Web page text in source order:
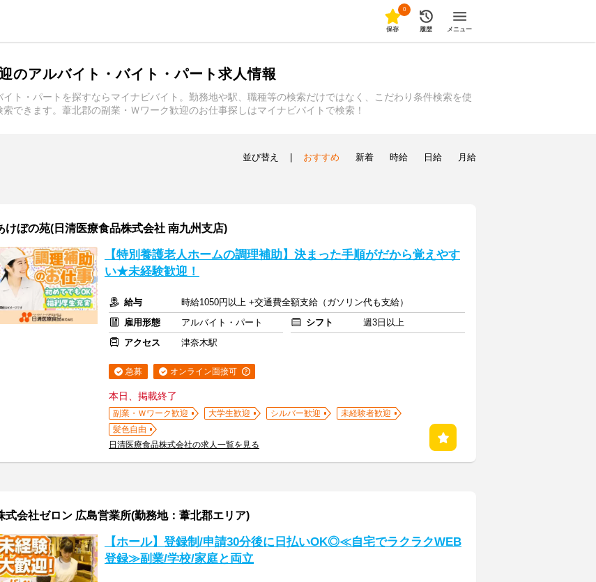
0
保存 履歴 メニュー
のアルバイト・バイト・パート求人情報
ト・パートを探すならマイナビバイト。勤務地や駅、職種等の検索だけではなく、こだわり条件検索を使
できます。葦北郡の副業・Ｗワーク歓迎のお仕事探しはマイナビバイトで検索！
並び替え おすすめ 新着 時給 日給 月給
けぼの苑(日清医療食品株式会社 南九州支店)
【特別養護老人ホームの調理補助】決まった手順がだから覚えやす
い★未経験歓迎！
給与
時給1050円以上 +交通費全額支給（ガソリン代も支給）
雇用形態
アルバイト・パート シフト
週3日以上
アクセス
津奈木駅
急募 オンライン面接可
本日、掲載終了
副業・Ｗワーク歓迎 大学生歓迎 シルバー歓迎
未経験者歓迎
髪色自由
日清医療食品株式会社の求人一覧を見る
式会社ゼロン 広島営業所(勤務地：葦北郡エリア)
【ホール】登録制/申請30分後に日払いOK◎≪自宅でラクラクWEB
登録≫副業/学校/家庭と両立